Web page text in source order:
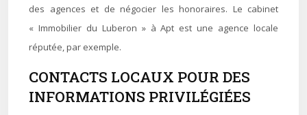
des agences et de négocier les honoraires. Le cabinet
« Immobilier du Luberon » à Apt est une agence locale
réputée, par exemple.
CONTACTS LOCAUX POUR DES
INFORMATIONS PRIVILÉGIÉES